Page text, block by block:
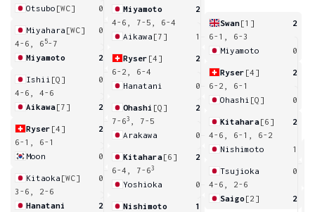
Otsubo [WC] 0
Miyahara [WC]
0
4-6, 6 5-7
Miyamoto
2
Ishii [Q]
0
4-6, 4-6
Aikawa[7] 2
Ryser [4]
2
6-1, 6-1
Moon
0
Kitaoka [WC]
0
3-6, 2-6
Hanatani
2
Miyamoto
2
4-6, 7-5, 6-4
Aikawa [7] 1
Ryser [4]
2
6-2, 6-4
Hanatani
0
Ohashi [Q]
2
7-63
, 7-5
Arakawa
0
Kitahara[6]
2
6-4, 7-63
Yoshioka 0
Nishimoto
1
Swan[1]
2
6-1, 6-3
Miyamoto
0
Ryser [4]
2
6-2, 6-1
Ohashi [Q] 0
Kitahara[6]
2
4-6, 6-1, 6-2
Nishimoto
1
Tsujioka
0
4-6, 2-6
Saigo [2] 2